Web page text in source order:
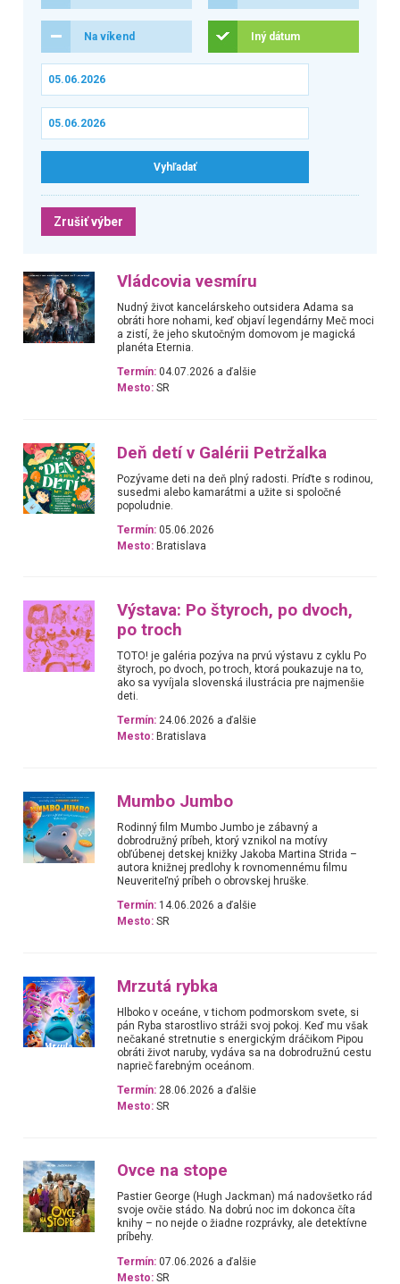
Na víkend Iný dátum
Zrušiť výber
Vládcovia vesmíru
Nudný život kancelárskeho outsidera Adama sa
obráti hore nohami, keď objaví legendárny Meč moci
a zistí, že jeho skutočným domovom je magická
planéta Eternia.
Termín: 04.07.2026 a ďalšie
Mesto: SR
Deň detí v Galérii Petržalka
Pozývame deti na deň plný radosti. Príďte s rodinou,
susedmi alebo kamarátmi a užite si spoločné
popoludnie.
Termín: 05.06.2026
Mesto: Bratislava
Výstava: Po štyroch, po dvoch,
po troch
TOTO! je galéria pozýva na prvú výstavu z cyklu Po
štyroch, po dvoch, po troch, ktorá poukazuje na to,
ako sa vyvíjala slovenská ilustrácia pre najmenšie
deti.
Termín: 24.06.2026 a ďalšie
Mesto: Bratislava
Mumbo Jumbo
Rodinný film Mumbo Jumbo je zábavný a
dobrodružný príbeh, ktorý vznikol na motívy
obľúbenej detskej knižky Jakoba Martina Strida –
autora knižnej predlohy k rovnomennému filmu
Neuveriteľný príbeh o obrovskej hruške.
Termín: 14.06.2026 a ďalšie
Mesto: SR
Mrzutá rybka
Hlboko v oceáne, v tichom podmorskom svete, si
pán Ryba starostlivo stráži svoj pokoj. Keď mu však
nečakané stretnutie s energickým dráčikom Pipou
obráti život naruby, vydáva sa na dobrodružnú cestu
naprieč farebným oceánom.
Termín: 28.06.2026 a ďalšie
Mesto: SR
Ovce na stope
Pastier George (Hugh Jackman) má nadovšetko rád
svoje ovčie stádo. Na dobrú noc im dokonca číta
knihy – no nejde o žiadne rozprávky, ale detektívne
príbehy.
Termín: 07.06.2026 a ďalšie
Mesto: SR